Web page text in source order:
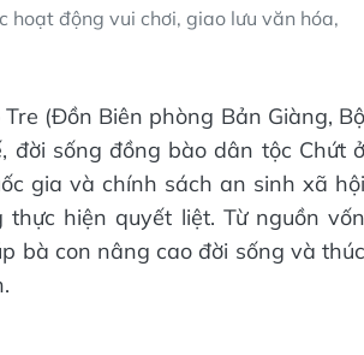
hoạt động vui chơi, giao lưu văn hóa,
(Đồn Biên phòng Bản Giàng, Bộ
đời sống đồng bào dân tộc Chứt ở
gia và chính sách an sinh xã hội
hiện quyết liệt. Từ nguồn vốn
bà con nâng cao đời sống và thúc